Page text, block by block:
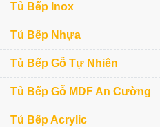
Tủ Bếp Inox
Tủ Bếp Nhựa
Tủ Bếp Gỗ Tự Nhiên
Tủ Bếp Gỗ MDF An Cường
Tủ Bếp Acrylic